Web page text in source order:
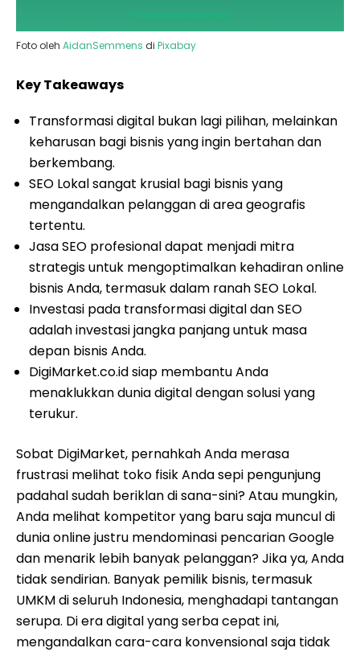
Foto oleh AidanSemmens di Pixabay
Key Takeaways
Transformasi digital bukan lagi pilihan, melainkan
keharusan bagi bisnis yang ingin bertahan dan
berkembang.
SEO Lokal sangat krusial bagi bisnis yang
mengandalkan pelanggan di area geografis
tertentu.
Jasa SEO profesional dapat menjadi mitra
strategis untuk mengoptimalkan kehadiran online
bisnis Anda, termasuk dalam ranah SEO Lokal.
Investasi pada transformasi digital dan SEO
adalah investasi jangka panjang untuk masa
depan bisnis Anda.
DigiMarket.co.id siap membantu Anda
menaklukkan dunia digital dengan solusi yang
terukur.
Sobat DigiMarket, pernahkah Anda merasa
frustrasi melihat toko fisik Anda sepi pengunjung
padahal sudah beriklan di sana-sini? Atau mungkin,
Anda melihat kompetitor yang baru saja muncul di
dunia online justru mendominasi pencarian Google
dan menarik lebih banyak pelanggan? Jika ya, Anda
tidak sendirian. Banyak pemilik bisnis, termasuk
UMKM di seluruh Indonesia, menghadapi tantangan
serupa. Di era digital yang serba cepat ini,
mengandalkan cara-cara konvensional saja tidak